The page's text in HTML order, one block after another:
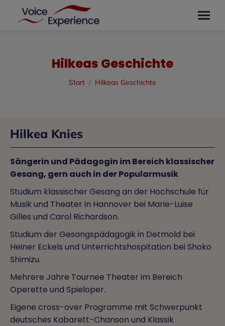
Hilkeas Geschichte
Sie befinden sich hier:
Start Hilkeas Geschichte
Hilkea Knies
Sängerin und Pädagogin im Bereich klassischer
Gesang, gern auch in der Popularmusik
Studium klassischer Gesang an der Hochschule für
Musik und Theater in Hannover bei Marie-Luise
Gilles und Carol Richardson.
Studium der Gesangspädagogik in Detmold bei
Heiner Eckels und Unterrichtshospitation bei Shoko
Shimizu.
Mehrere Jahre Tournee Theater im Bereich
Operette und Spieloper.
Eigene cross-over Programme mit Schwerpunkt
deutsches Kabarett-Chanson und Klassik